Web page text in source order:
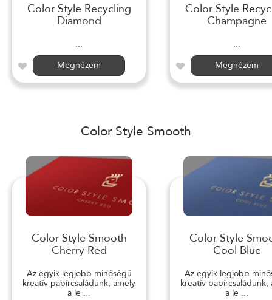
Color Style Recycling
Diamond
...
Megnézem
Color Style
Champagne
...
Megnézem
Color Style Smooth
Color Style Smooth
Cherry Red
Az egyik legjobb minőségű
kreatív papírcsaládunk, amely
a le ...
Color Style
Cool Blue
Az egyik legjobb
kreatív papírcsaládunk,
a le ...